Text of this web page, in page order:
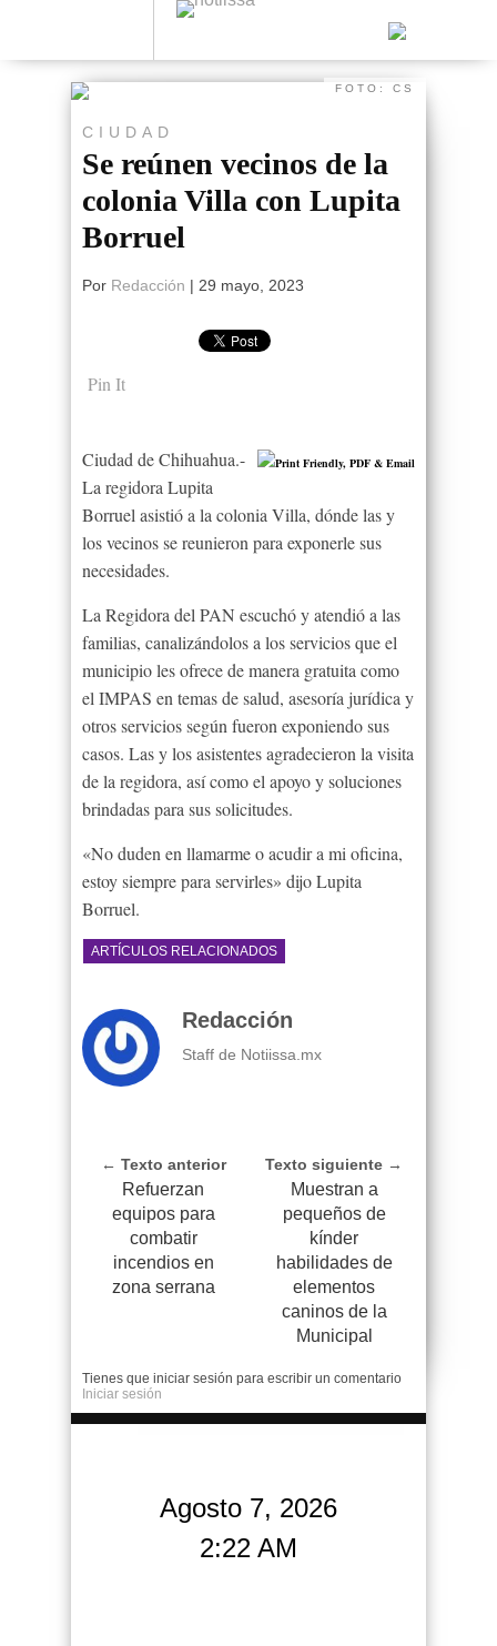
FOTO: CS
CIUDAD
Se reúnen vecinos de la
colonia Villa con Lupita
Borruel
Por Redacción | 29 mayo, 2023
Pin It
Ciudad de Chihuahua.-
La regidora Lupita
Borruel asistió a la colonia Villa, dónde las y
los vecinos se reunieron para exponerle sus
necesidades.
La Regidora del PAN escuchó y atendió a las
familias, canalizándolos a los servicios que el
municipio les ofrece de manera gratuita como
el IMPAS en temas de salud, asesoría jurídica y
otros servicios según fueron exponiendo sus
casos. Las y los asistentes agradecieron la visita
de la regidora, así como el apoyo y soluciones
brindadas para sus solicitudes.
«No duden en llamarme o acudir a mi oficina,
estoy siempre para servirles» dijo Lupita
Borruel.
ARTÍCULOS RELACIONADOS
Redacción
Staff de Notiissa.mx
← Texto anterior
Refuerzan
equipos para
combatir
incendios en
zona serrana
Texto siguiente →
Muestran a
pequeños de
kínder
habilidades de
elementos
caninos de la
Municipal
Tienes que iniciar sesión para escribir un comentario
Iniciar sesión
Agosto 7, 2026
2:22 AM